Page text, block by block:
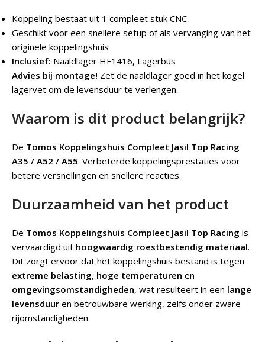
Koppeling bestaat uit 1 compleet stuk CNC
Geschikt voor een snellere setup of als vervanging van het
originele koppelingshuis
Inclusief: Naaldlager HF1416, Lagerbus
Advies bij montage! Zet de naaldlager goed in het kogel
lagervet om de levensduur te verlengen.
Waarom is dit product belangrijk?
De Tomos Koppelingshuis Compleet Jasil Top Racing
A35 / A52 / A55. Verbeterde koppelingsprestaties voor
betere versnellingen en snellere reacties.
Duurzaamheid van het product
De Tomos Koppelingshuis Compleet Jasil Top Racing is
vervaardigd uit hoogwaardig roestbestendig materiaal.
Dit zorgt ervoor dat het koppelingshuis bestand is tegen
extreme belasting, hoge temperaturen en
omgevingsomstandigheden, wat resulteert in een lange
levensduur en betrouwbare werking, zelfs onder zware
rijomstandigheden.